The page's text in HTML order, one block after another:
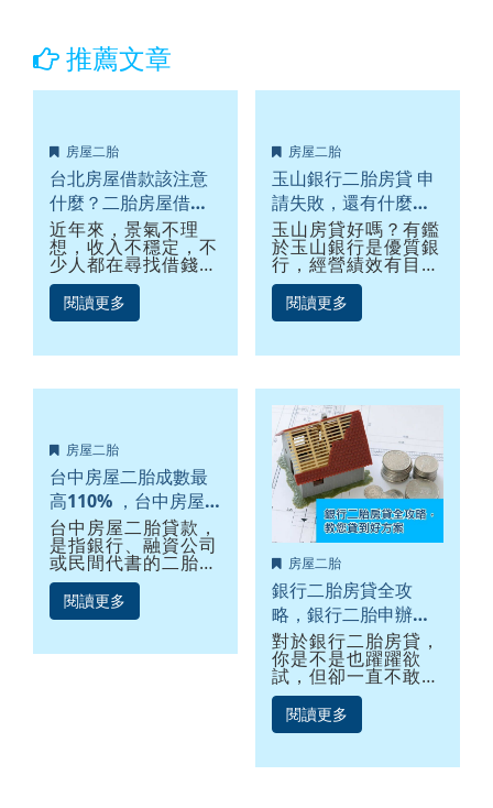
推薦文章
房屋二胎
台北房屋借款該注意
什麼？二胎房屋借款
訣竅報你知！
近年來，景氣不理
想，收入不穩定，不
少人都在尋找借錢管
道，有房子的人，可
能就會想利用房屋來
向銀行借款。在北
一個好方法，台北市
俗稱大台北地區，這
年所得高，所以房屋
借款的額度相對也會
比較高。
閱讀更多
房屋二胎
玉山銀行二胎房貸 申
請失敗，還有什麼方
法可以辦理？
玉山房貸好嗎？有鑑
於玉山銀行是優質銀
行，經營績效有目共
睹，近幾年獲利不斷
創高，信用卡有效量
也排名第三，近期更
(Asiamoney)肯定，
理玉山銀行二胎房
貸。玉山銀行的確是
很值得信賴，想申請
信貸或房貸，建議可
列入比較，尤其是房
屋貸款...
閱讀更多
房屋二胎
台中房屋二胎成數最
高110% ，台中房屋
二胎推薦申辦(附額
度、利率比較表)
台中房屋二胎貸款，
是指銀行、融資公司
或民間代書的二胎房
貸借款，也常稱為二
順位房屋貸款，只要
名下的房子或土地位
齡、不限坪數、不看
閱讀更多
房屋二胎
銀行二胎房貸全攻
略，銀行二胎申辦條
件及利率比較，教您
貸到好方案
對於銀行二胎房貸，
你是不是也躍躍欲
試，但卻一直不敢去
申請呢？其實銀行二
胎申辦方式不難，但
要找到最適合你的銀
房屋二胎流程中最複
閱讀更多